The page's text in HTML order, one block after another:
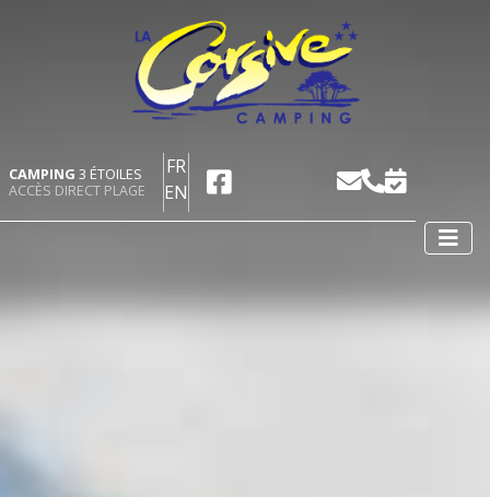
CAMPING 3 ÉTOILES
ACCÈS DIRECT PLAGE
FR
EN